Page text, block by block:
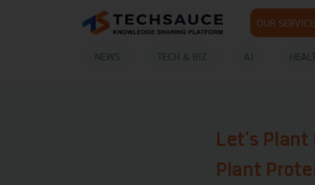
OUR SERVICE
NEWS TECH & BIZ AI
Let's Plant
Plant